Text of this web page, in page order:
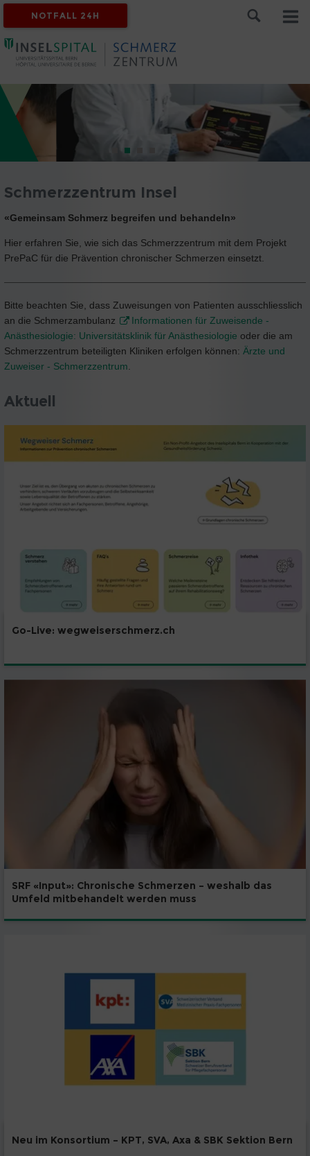
NOTFALL 24H
Schmerzzentrum Insel
«Gemeinsam Schmerz begreifen und behandeln»
Hier erfahren Sie, wie sich das Schmerzzentrum mit dem Projekt
PrePaC für die Prävention chronischer Schmerzen einsetzt.
Bitte beachten Sie, dass Zuweisungen von Patienten ausschliesslich
an die Schmerzambulanz
Informationen für Zuweisende -
Anästhesiologie: Universitätsklinik für Anästhesiologie oder die am
Schmerzzentrum beteiligten Kliniken erfolgen können: Ärzte und
Zuweiser - Schmerzzentrum.
Aktuell
Go-Live: wegweiserschmerz.ch
SRF «Input»: Chronische Schmerzen – weshalb das
Umfeld mitbehandelt werden muss
Neu im Konsortium – KPT, SVA, Axa & SBK Sektion Bern